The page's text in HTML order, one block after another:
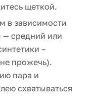
щеткой.
в зависимости
— средний или
–
прожечь).
пара и
схватываться